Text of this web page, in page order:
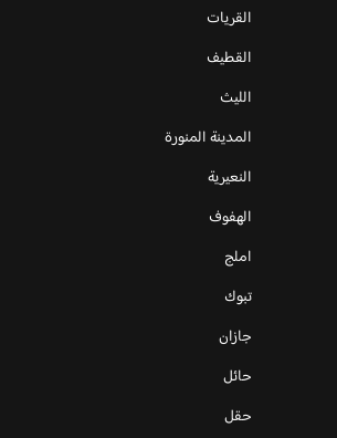
القريات
القطيف
الليث
المدينة المنورة
النعيرية
الهفوف
املج
تبوك
جازان
حائل
حقل